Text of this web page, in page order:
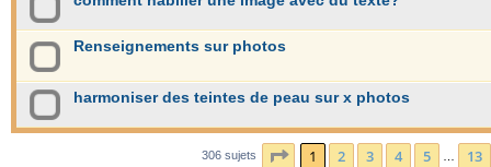
Renseignements sur photos
harmoniser des teintes de peau sur x photos
306 sujets Page sur 13
1 2 3 4 5 13